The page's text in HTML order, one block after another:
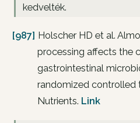
kedvelték.
[987] Holscher HD et al.
processing affects the
gastrointestinal
randomized controlled
Nutrients. Link